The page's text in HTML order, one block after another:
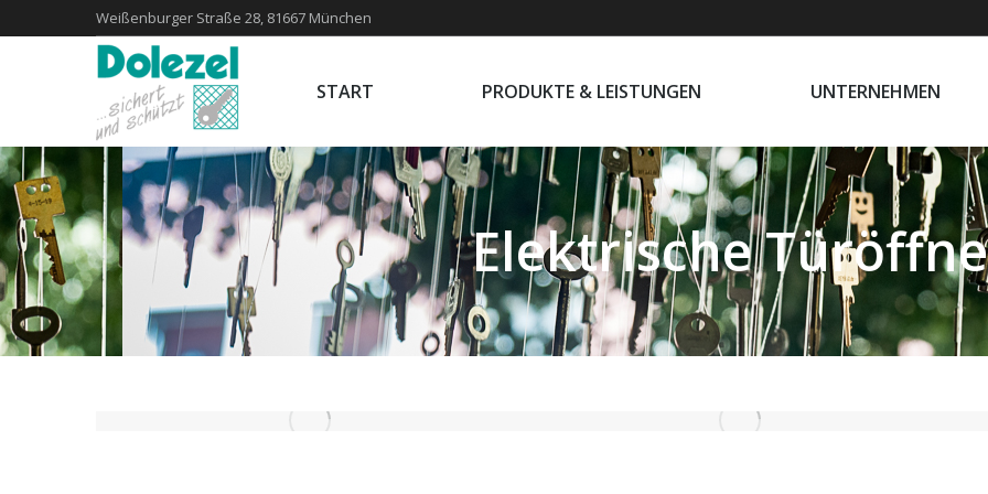
Weißenburger Straße 28, 81667 München
START PRODUKTE & LEISTUNGEN UNTERNEHMEN
Elektrische
START PRODUKTE & LEISTUNGEN UNTERNEHMEN